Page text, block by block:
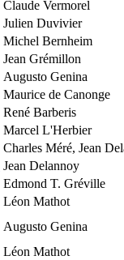
Claude Vermorel
Julien Duvivier
Michel Bernheim
Jean Grémillon
Augusto Genina
Maurice de Canonge
René Barberis
Marcel L'Herbier
Charles Méré, Jean
Jean Delannoy
Edmond T. Gréville
Léon Mathot
Augusto Genina
Léon Mathot